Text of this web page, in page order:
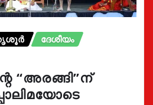
ദേശീയം
“അരങ്ങി”ന്